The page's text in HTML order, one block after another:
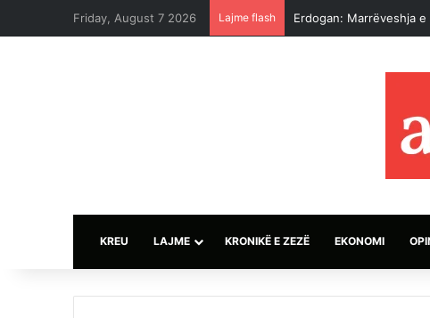
Friday, August 7 2026 Lajme flash Erdogan: Marrëveshja
KREU LAJME KRONIKË E ZEZË EKONOMI